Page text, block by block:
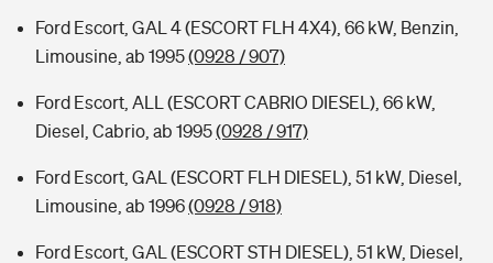
Ford Escort, GAL 4 (ESCORT FLH 4X4), 66 kW, Benzin,
Limousine, ab 1995(0928 / 907)
Ford Escort, ALL (ESCORT CABRIO DIESEL), 66 kW,
Diesel, Cabrio, ab 1995(0928 / 917)
Ford Escort, GAL (ESCORT FLH DIESEL), 51 kW, Diesel,
Limousine, ab 1996(0928 / 918)
Ford Escort, GAL (ESCORT STH DIESEL), 51 kW, Diesel,